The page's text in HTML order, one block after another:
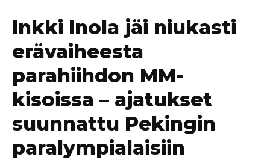
Inkki Inola jäi niukasti
erävaiheesta
parahiihdon MM-
kisoissa – ajatukset
suunnattu Pekingin
paralympialaisiin